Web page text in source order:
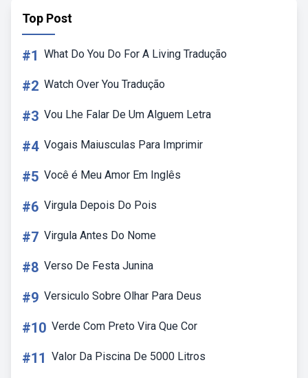
Top Post
#1 What Do You Do For A Living Tradução
#2 Watch Over You Tradução
#3 Vou Lhe Falar De Um Alguem Letra
#4 Vogais Maiusculas Para Imprimir
#5 Você é Meu Amor Em Inglês
#6 Virgula Depois Do Pois
#7 Virgula Antes Do Nome
#8 Verso De Festa Junina
#9 Versiculo Sobre Olhar Para Deus
#10 Verde Com Preto Vira Que Cor
#11 Valor Da Piscina De 5000 Litros